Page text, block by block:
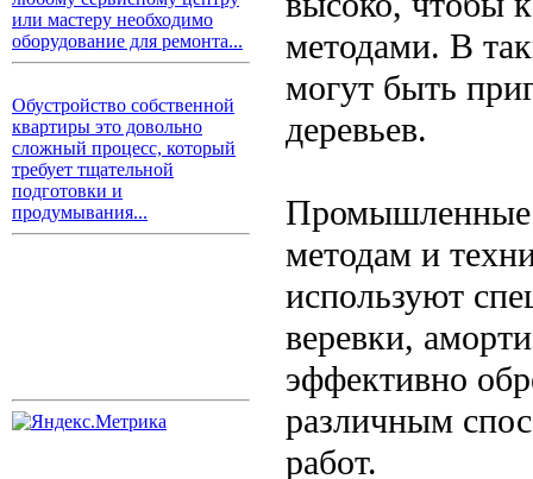
или мастеру необходимо
оборудование для ремонта...
Обустройство собственной
квартиры это довольно
сложный процесс, который
требует тщательной
подготовки и
продумывания...
методами. В
могут быть
деревьев.
Промышленные
методам и
используют
веревки,
эффективно
различным
работ.